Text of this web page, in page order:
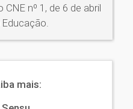
nº 1, de 6 de abril
mais: